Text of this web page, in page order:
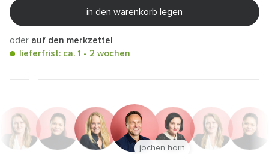
in den warenkorb legen
oder auf den merkzettel
lieferfrist: ca. 1 - 2 wochen
jochen horn